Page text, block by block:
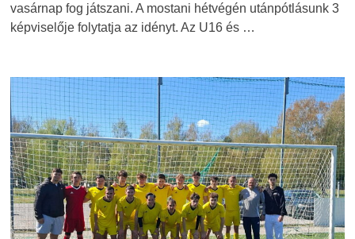
vasárnap fog játszani. A mostani hétvégén utánpótlásunk 3
képviselője folytatja az idényt. Az U16 és …